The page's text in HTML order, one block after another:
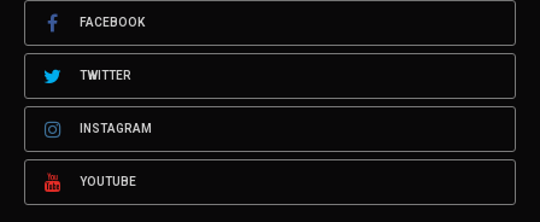
FACEBOOK
TWITTER
INSTAGRAM
YOUTUBE